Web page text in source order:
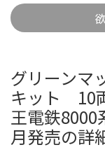
グリーンマ
キット 10
王電鉄8000
月発売の詳